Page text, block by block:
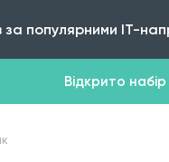
за популярними IT-
Відкрито